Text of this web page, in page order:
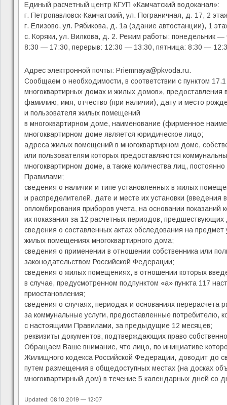
Единый расчетный центр КГУП «Камчатский водоканал»:
г. Петропавловск-Камчатский, ул. Пограничная, д. 17, 2
г. Елизово, ул. Рябикова, д. 1а (здание автостанции), 1
с. Коряки, ул. Вилкова, д. 2. Режим работы: понедельник —
8:30 — 17:30, перерыв: 12:30 — 13:30, пятница: 8:30 —
Адрес электронной почты: Priemnaya@pkvoda.ru.
Сообщаем о необходимости, в соответствии с пунктом
многоквартирных домах и жилых домов»,
фамилию, имя, отчество (при наличии), дату и место
и пользователя жилых помещений
в многоквартирном доме, наименование (фирменное
многоквартирном доме является юридическое лицо;
адреса жилых помещений в многоквартирном доме,
или пользователям которых предоставляются
многоквартирном доме, а также количества лиц,
Правилами;
сведения о наличии и типе установленных в жилых
и распределителей, дате и месте их установки
опломбирования приборов учета, на основании показаний
их показания за 12 расчетных периодов,
сведения о составленных актах обследования на
жилых помещениях многоквартирного дома;
сведения о применении в отношении собственника или
законодательством Российской Федерации;
сведения о жилых помещениях, в отношении которых
в случае, предусмотренном подпунктом «а» пункта 117
приостановления;
сведения о случаях, периодах и основаниях перерасчета
за коммунальные услуги, предоставленные потребителю,
с настоящими Правилами, за предыдущие 12 месяцев;
реквизиты документов, подтверждающих право
Обращаем Ваше внимание, что лицо, по инициативе
Жилищного кодекса Российской Федерации, доводит до
путем размещения в общедоступных местах (на досках
многоквартирный дом) в течение 5 календарных дней со
Updated: 08.10.2019 — 12:07